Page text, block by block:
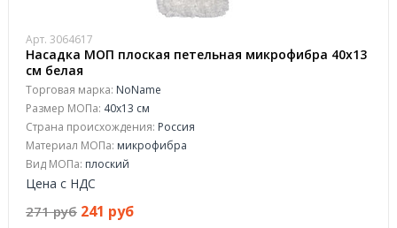
Арт. 3064617
Насадка МОП плоская петельная микрофибра 40x13
см белая
Торговая марка: NoName
Размер МОПа: 40x13 см
Страна происхождения: Россия
Материал МОПа: микрофибра
Вид МОПа: плоский
Цена с НДС
271 руб 241 руб